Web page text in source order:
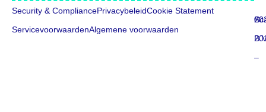
©
–
Security & CompliancePrivacybeleidCookie Statement
ServicevoorwaardenAlgemene voorwaarden